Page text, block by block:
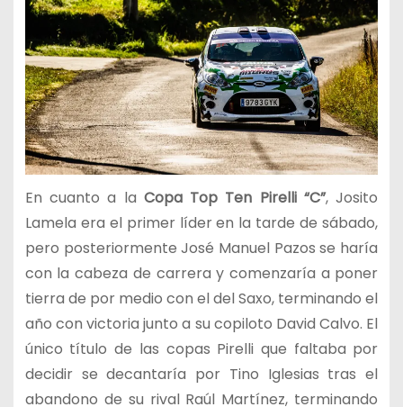
En cuanto a la Copa Top Ten Pirelli “C”, Josito
Lamela era el primer líder en la tarde de sábado,
pero posteriormente José Manuel Pazos se haría
con la cabeza de carrera y comenzaría a poner
tierra de por medio con el del Saxo, terminando el
año con victoria junto a su copiloto David Calvo. El
único título de las copas Pirelli que faltaba por
decidir se decantaría por Tino Iglesias tras el
abandono de su rival Raúl Martínez, terminando